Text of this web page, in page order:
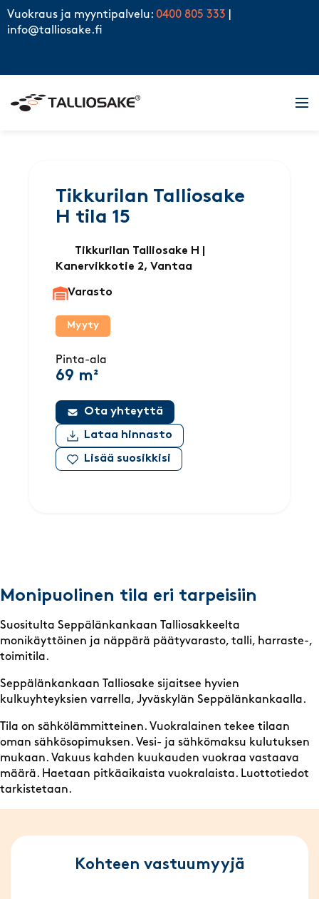
Skip to content
Vuokraus ja myyntipalvelu: 0400 805 333
info@talliosake.fi
Tikkurilan Talliosake
H tila 15
Tikkurilan Talliosake H
Kanervikkotie 2, Vantaa
Varasto
Myyty
Pinta-ala
69 m²
Ota yhteyttä
Lataa hinnasto
Lisää suosikkisi
Monipuolinen tila eri tarpeisiin
Suositulta Seppälänkankaan Talliosakkeelta
monikäyttöinen ja näppärä päätyvarasto, talli, harraste-,
toimitila.
Seppälänkankaan Talliosake sijaitsee hyvien
kulkuyhteyksien varrella, Jyväskylän Seppälänkankaalla.
Tila on sähkölämmitteinen. Vuokralainen tekee tilaan
oman sähkösopimuksen. Vesi- ja sähkömaksu kulutuksen
mukaan. Vakuus kahden kuukauden vuokraa vastaava
määrä. Haetaan pitkäaikaista vuokralaista. Luottotiedot
tarkistetaan.
Kohteen vastuumyyjä